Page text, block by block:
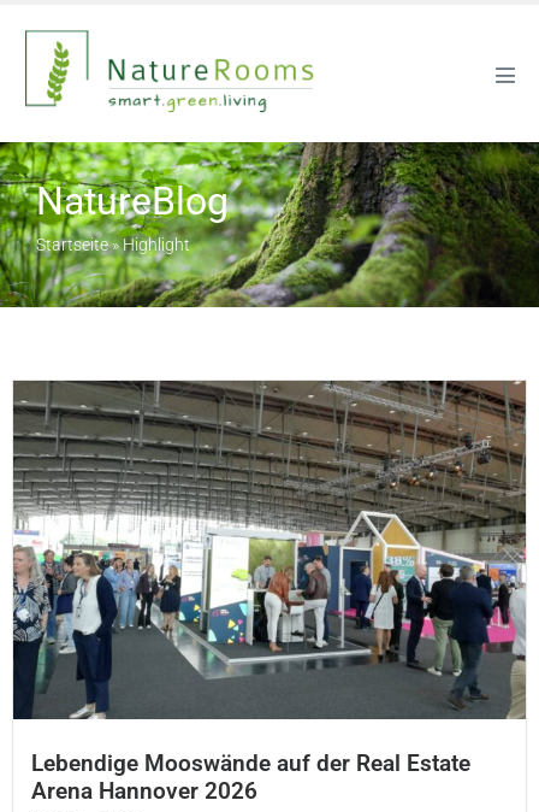
NatureBlog
Startseite»Highlight
Lebendige Mooswände auf der Real Estate
Arena Hannover 2026